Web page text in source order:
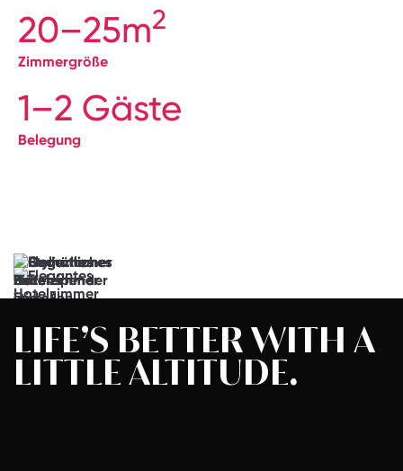
20–25m2
Zimmergröße
1–2 Gäste
Belegung
Frischluftfans
…
LIFE’S BETTERWITH A
LITTLEALTITUDE.